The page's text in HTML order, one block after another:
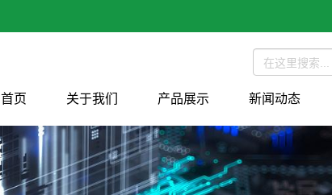
首页 关于我们 产品展示 新闻动态